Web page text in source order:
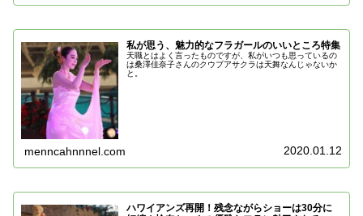
私が思う、魅力的なフラガールのいいところ特集
天職とはよく言ったものですが、私がいつも思っているの
は桑澤佳奈子さんのクウプアサクラは天舞なんじゃないか
と。
menncahnnnel.com 2020.01.12
ハワイアンズ再開！残念ながらショーは30分に